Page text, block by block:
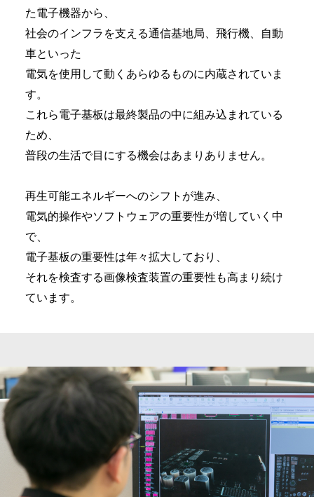
た電子機器から、
社会のインフラを支える通信基地局、飛行機、自動
車といった
電気を使用して動くあらゆるものに内蔵されていま
す。
これら電子基板は最終製品の中に組み込まれている
ため、
普段の生活で目にする機会はあまりありません。
再生可能エネルギーへのシフトが進み、
電気的操作やソフトウェアの重要性が増していく中
で、
電子基板の重要性は年々拡大しており、
それを検査する画像検査装置の重要性も高まり続け
ています。